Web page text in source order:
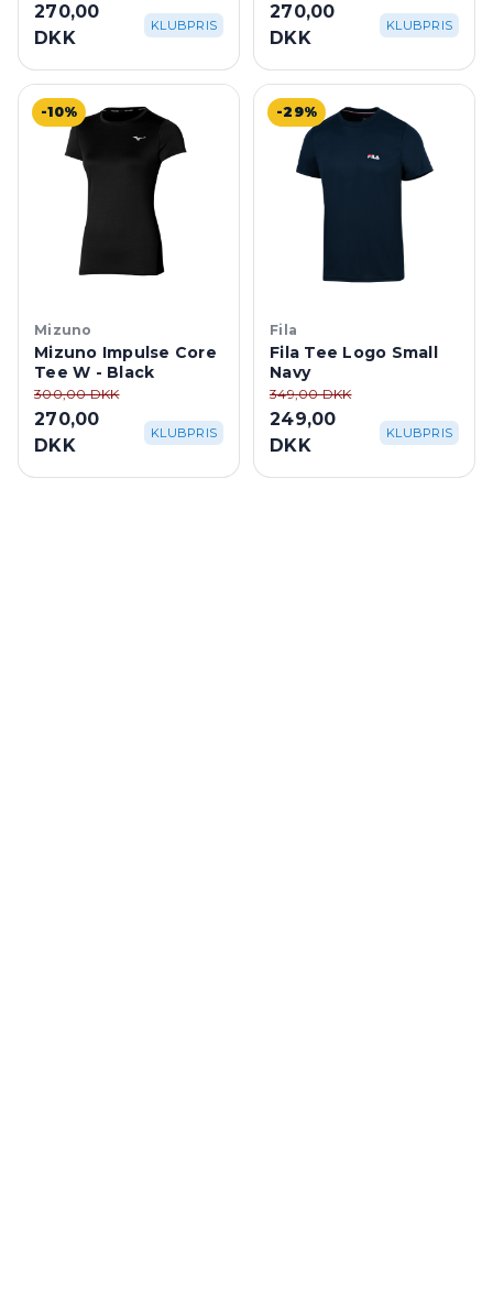
270,00
DKK
KLUBPRIS
270,00
DKK
KLUBPRIS
-10%
Mizuno
Mizuno Impulse Core
Tee W - Black
300,00 DKK
270,00
DKK
KLUBPRIS
-29%
Fila
Fila Tee Logo Small
Navy
349,00 DKK
249,00
DKK
KLUBPRIS